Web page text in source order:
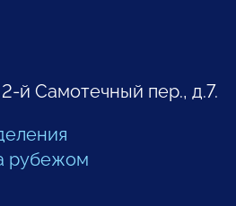
й Самотечный пер., д.7.
рубежом